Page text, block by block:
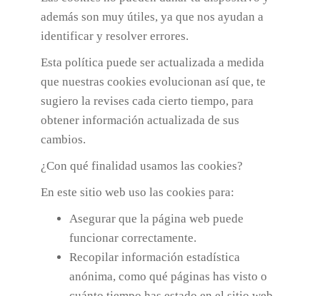
además son muy útiles, ya que nos ayudan a
identificar y resolver errores.
Esta política puede ser actualizada a medida
que nuestras cookies evolucionan así que, te
sugiero la revises cada cierto tiempo, para
obtener información actualizada de sus
cambios.
¿Con qué finalidad usamos las cookies?
En este sitio web uso las cookies para:
Asegurar que la página web puede
funcionar correctamente.
Recopilar información estadística
anónima, como qué páginas has visto o